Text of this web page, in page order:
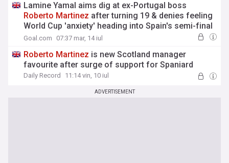
Lamine Yamal aims dig at ex-Portugal boss
Roberto Martinez after turning 19 & denies feeling
World Cup 'anxiety' heading into Spain's semi-final
showdown with France
Goal.com 07:37 mar, 14 iul
Roberto Martinez is new Scotland manager
favourite after surge of support for Spaniard
Daily Record 11:14 vin, 10 iul
ADVERTISEMENT